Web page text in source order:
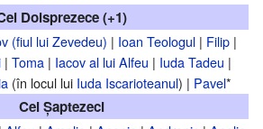
Doisprezece (+1)
(fiul lui Zevedeu) | Ioan Teologul| Filip|
| Toma| Iacov al lui Alfeu | Iuda Tadeu |
(în locul lui Iuda Iscarioteanul) | Pavel*
Cei Șaptezeci